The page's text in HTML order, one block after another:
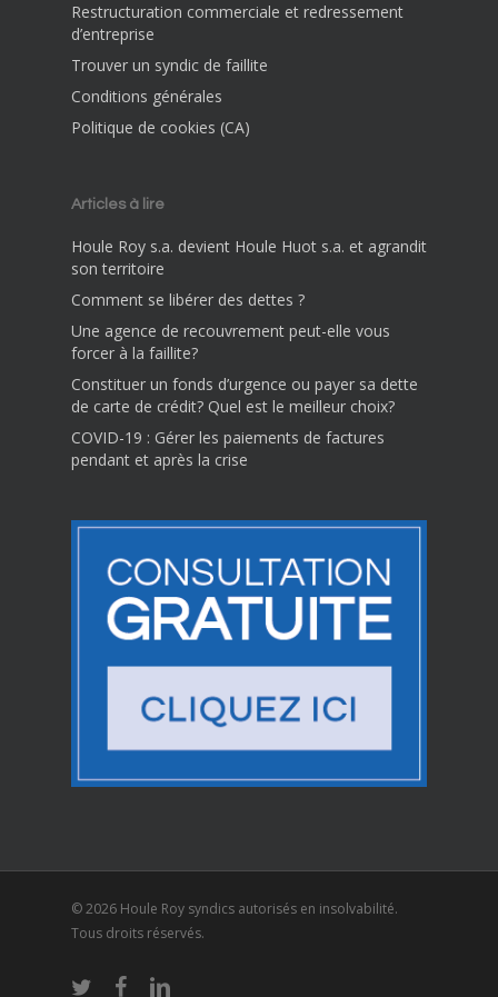
Restructuration commerciale et redressement
d’entreprise
Trouver un syndic de faillite
Conditions générales
Politique de cookies (CA)
Articles à lire
Houle Roy s.a. devient Houle Huot s.a. et agrandit
son territoire
Comment se libérer des dettes ?
Une agence de recouvrement peut-elle vous
forcer à la faillite?
Constituer un fonds d’urgence ou payer sa dette
de carte de crédit? Quel est le meilleur choix?
COVID-19 : Gérer les paiements de factures
pendant et après la crise
© 2026 Houle Roy syndics autorisés en insolvabilité.
Tous droits réservés.
twitter facebooklinkedin